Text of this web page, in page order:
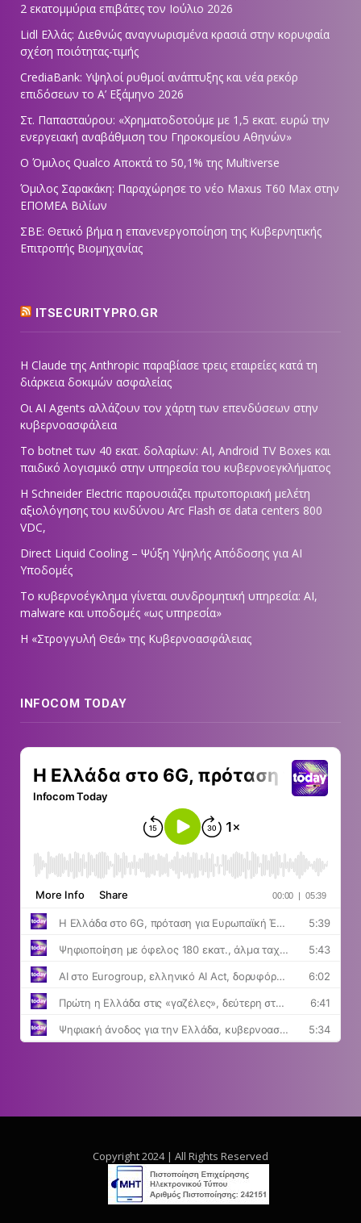
2 εκατομμύρια επιβάτες τον Ιούλιο 2026
Lidl Ελλάς: Διεθνώς αναγνωρισμένα κρασιά στην κορυφαία
σχέση ποιότητας-τιμής
CrediaBank: Υψηλοί ρυθμοί ανάπτυξης και νέα ρεκόρ
επιδόσεων το Α’ Εξάμηνο 2026
Στ. Παπασταύρου: «Χρηματοδοτούμε με 1,5 εκατ. ευρώ την
ενεργειακή αναβάθμιση του Γηροκομείου Αθηνών»
Ο Όμιλος Qualco Αποκτά το 50,1% της Multiverse
Όμιλος Σαρακάκη: Παραχώρησε το νέο Maxus T60 Max στην
ΕΠΟΜΕΑ Βιλίων
ΣΒΕ: Θετικό βήμα η επανενεργοποίηση της Κυβερνητικής
Επιτροπής Βιομηχανίας
ITSECURITYPRO.GR
Η Claude της Anthropic παραβίασε τρεις εταιρείες κατά τη
διάρκεια δοκιμών ασφαλείας
Οι AI Agents αλλάζουν τον χάρτη των επενδύσεων στην
κυβερνοασφάλεια
Το botnet των 40 εκατ. δολαρίων: AI, Android TV Boxes και
παιδικό λογισμικό στην υπηρεσία του κυβερνοεγκλήματος
Η Schneider Electric παρουσιάζει πρωτοποριακή μελέτη
αξιολόγησης του κινδύνου Arc Flash σε data centers 800
VDC,
Direct Liquid Cooling – Ψύξη Υψηλής Απόδοσης για AI
Υποδομές
Το κυβερνοέγκλημα γίνεται συνδρομητική υπηρεσία: AI,
malware και υποδομές «ως υπηρεσία»
Η «Στρογγυλή Θεά» της Κυβερνοασφάλειας
INFOCOM TODAY
Copyright 2024 | All Rights Reserved